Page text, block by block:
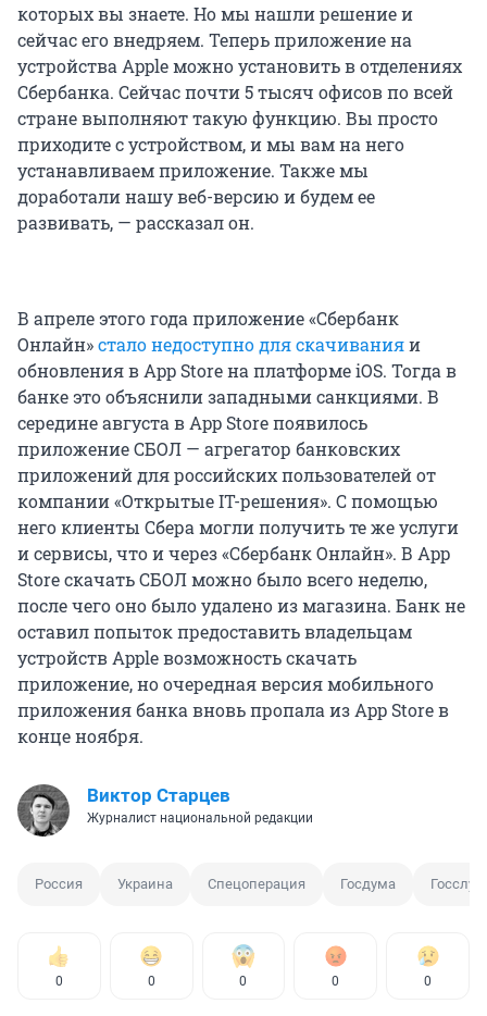
которых вы знаете. Но мы нашли решение и
сейчас его внедряем. Теперь приложение на
устройства Apple можно установить в отделениях
Сбербанка. Сейчас почти 5 тысяч офисов по всей
стране выполняют такую функцию. Вы просто
приходите с устройством, и мы вам на него
устанавливаем приложение. Также мы
доработали нашу веб-версию и будем ее
развивать, — рассказал он.
В апреле этого года приложение «Сбербанк
Онлайн»стало недоступно для скачиванияи
обновления в App Store на платформе iOS. Тогда в
банке это объяснили западными санкциями. В
середине августа в App Store появилось
приложение СБОЛ — агрегатор банковских
приложений для российских пользователей от
компании «Открытые IT-решения». С помощью
него клиенты Сбера могли получить те же услуги
и сервисы, что и через «Сбербанк Онлайн». В App
Store скачать СБОЛ можно было всего неделю,
после чего оно было удалено из магазина. Банк не
оставил попыток предоставить владельцам
устройств Apple возможность скачать
приложение, но очередная версия мобильного
приложения банка вновь пропала из App Store в
конце ноября.
Виктор Старцев
Журналист национальной редакции
Россия Украина Спецоперация Госдума
0 0 0 0 0